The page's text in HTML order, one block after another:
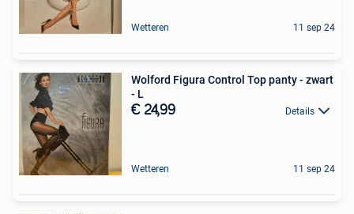
Wetteren 11 sep 24
Wolford Figura Control Top panty - zwart
- L
€ 24,99 Details
Wetteren 11 sep 24